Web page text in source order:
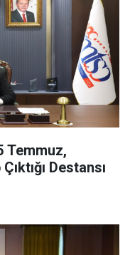
Temmuz,
Destansı